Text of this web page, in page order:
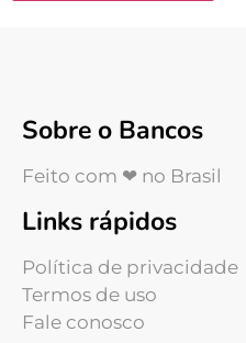
Sobre o Bancos
Feito com ❤ no Brasil
Links rápidos
Política de privacidade
Termos de uso
Fale conosco